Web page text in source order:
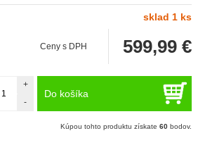
sklad 1 ks
Ceny s DPH 599,99 €
Do košíka
-
+
Kúpou tohto produktu získate60 bodov.